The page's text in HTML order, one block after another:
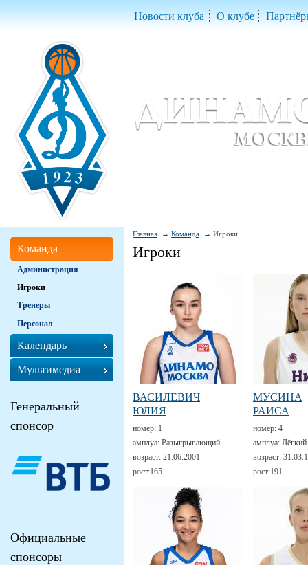
Новости клуба О клубе
Главная Команда Игроки
Игроки
ВАСИЛЕВИЧ
ЮЛИЯ
номер: 1
амплуа: Разыгрывающий
возраст: 21.06.2001
рост:165
МУСИНА
РАИСА
номер: 4
амплуа:
возраст:
рост:191
Команда
Администрация
Игроки
Тренеры
Персонал
Календарь
Мультимедиа
Генеральный
спонсор
Официальные
спонсоры